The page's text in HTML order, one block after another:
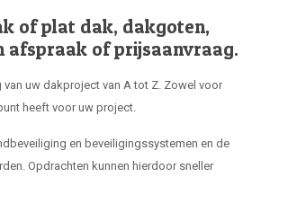
of plat dak, dakgoten,
afspraak of prijsaanvraag.
uw dakproject van A tot Z. Zowel voor
heeft voor uw project.
en beveiligingssystemen en de
Opdrachten kunnen hierdoor sneller